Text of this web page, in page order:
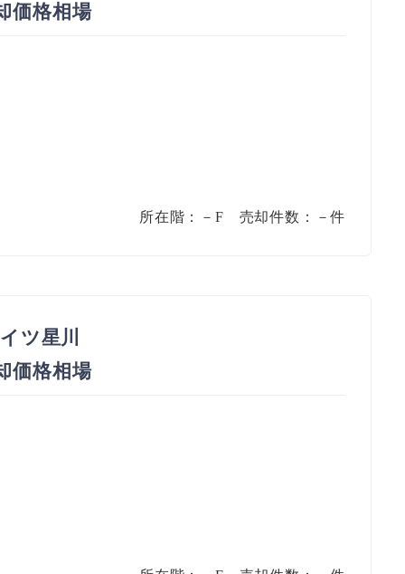
価格相場
所在階：－F 売却件数：－件
ツ星川
価格相場